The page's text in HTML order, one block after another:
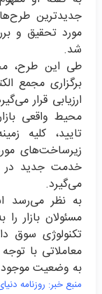
جدیدترین
مورد تحقیق و
شد.
طی این طرح،
برگزاری مجمع
ارزیابی قرار
محیط واقعی
تایید، کلیه
زیرساخت‌های
خدمت جدید در
می‌گیرد.
به نظر می‌رسد
مسئولان بازار
تکنولوژی سوق
معاملاتی با
به وضعیت موجود
منبع خبر: روزنامه